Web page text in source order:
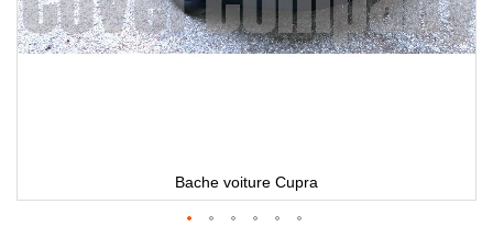
Bache voiture Cupra